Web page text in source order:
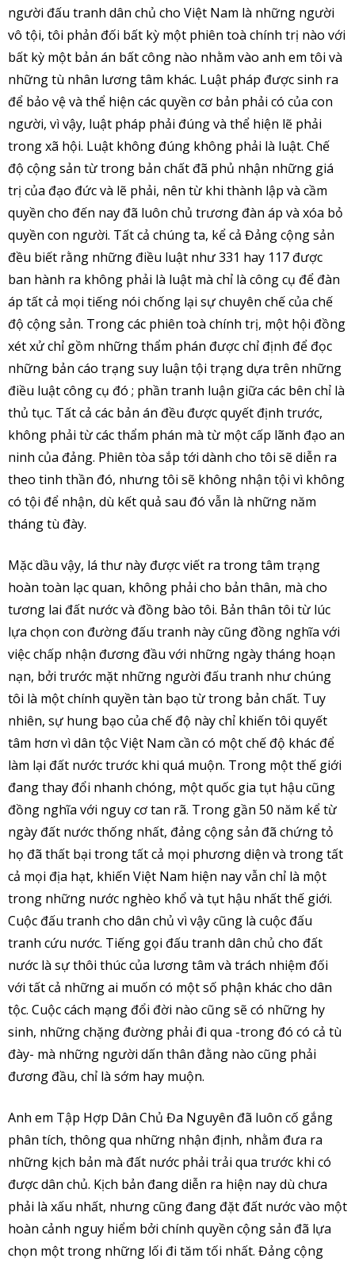
người đấu tranh dân chủ cho Việt Nam là những người
vô tội, tôi phản đối bất kỳ một phiên toà chính trị nào với
bất kỳ một bản án bất công nào nhằm vào anh em tôi và
những tù nhân lương tâm khác. Luật pháp được sinh ra
để bảo vệ và thể hiện các quyền cơ bản phải có của con
người, vì vậy, luật pháp phải đúng và thể hiện lẽ phải
trong xã hội. Luật không đúng không phải là luật. Chế
độ cộng sản từ trong bản chất đã phủ nhận những giá
trị của đạo đức và lẽ phải, nên từ khi thành lập và cầm
quyền cho đến nay đã luôn chủ trương đàn áp và xóa bỏ
quyền con người. Tất cả chúng ta, kể cả Đảng cộng sản
đều biết rằng những điều luật như 331 hay 117 được
ban hành ra không phải là luật mà chỉ là công cụ để đàn
áp tất cả mọi tiếng nói chống lại sự chuyên chế của chế
độ cộng sản. Trong các phiên toà chính trị, một hội đồng
xét xử chỉ gồm những thẩm phán được chỉ định để đọc
những bản cáo trạng suy luận tội trạng dựa trên những
điều luật công cụ đó ; phần tranh luận giữa các bên chỉ là
thủ tục. Tất cả các bản án đều được quyết định trước,
không phải từ các thẩm phán mà từ một cấp lãnh đạo an
ninh của đảng. Phiên tòa sắp tới dành cho tôi sẽ diễn ra
theo tinh thần đó, nhưng tôi sẽ không nhận tội vì không
có tội để nhận, dù kết quả sau đó vẫn là những năm
tháng tù đày.
Mặc dầu vậy, lá thư này được viết ra trong tâm trạng
hoàn toàn lạc quan, không phải cho bản thân, mà cho
tương lai đất nước và đồng bào tôi. Bản thân tôi từ lúc
lựa chọn con đường đấu tranh này cũng đồng nghĩa với
việc chấp nhận đương đầu với những ngày tháng hoạn
nạn, bởi trước mặt những người đấu tranh như chúng
tôi là một chính quyền tàn bạo từ trong bản chất. Tuy
nhiên, sự hung bạo của chế độ này chỉ khiến tôi quyết
tâm hơn vì dân tộc Việt Nam cần có một chế độ khác để
làm lại đất nước trước khi quá muộn. Trong một thế giới
đang thay đổi nhanh chóng, một quốc gia tụt hậu cũng
đồng nghĩa với nguy cơ tan rã. Trong gần 50 năm kể từ
ngày đất nước thống nhất, đảng cộng sản đã chứng tỏ
họ đã thất bại trong tất cả mọi phương diện và trong tất
cả mọi địa hạt, khiến Việt Nam hiện nay vẫn chỉ là một
trong những nước nghèo khổ và tụt hậu nhất thế giới.
Cuộc đấu tranh cho dân chủ vì vậy cũng là cuộc đấu
tranh cứu nước. Tiếng gọi đấu tranh dân chủ cho đất
nước là sự thôi thúc của lương tâm và trách nhiệm đối
với tất cả những ai muốn có một số phận khác cho dân
tộc. Cuộc cách mạng đổi đời nào cũng sẽ có những hy
sinh, những chặng đường phải đi qua -trong đó có cả tù
đày- mà những người dấn thân đằng nào cũng phải
đương đầu, chỉ là sớm hay muộn.
Anh em Tập Hợp Dân Chủ Đa Nguyên đã luôn cố gắng
phân tích, thông qua những nhận định, nhằm đưa ra
những kịch bản mà đất nước phải trải qua trước khi có
được dân chủ. Kịch bản đang diễn ra hiện nay dù chưa
phải là xấu nhất, nhưng cũng đang đặt đất nước vào một
hoàn cảnh nguy hiểm bởi chính quyền cộng sản đã lựa
chọn một trong những lối đi tăm tối nhất. Đảng cộng